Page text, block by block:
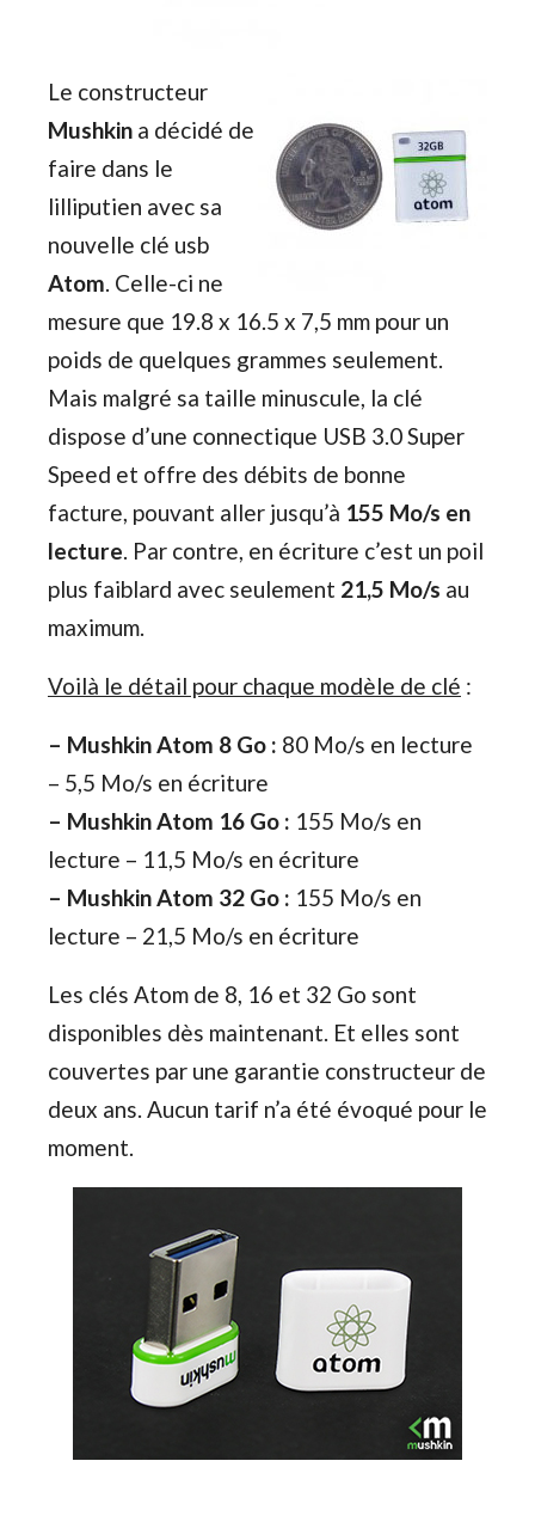
Le constructeur
Mushkin a décidé de
faire dans le
lilliputien avec sa
nouvelle clé usb
Atom. Celle-ci ne
mesure que 19.8 x 16.5 x 7,5 mm pour un
poids de quelques grammes seulement.
Mais malgré sa taille minuscule, la clé
dispose d’une connectique USB 3.0 Super
Speed et offre des débits de bonne
facture, pouvant aller jusqu’à 155 Mo/s en
lecture. Par contre, en écriture c’est un poil
plus faiblard avec seulement 21,5 Mo/s au
maximum.
Voilà le détail pour chaque modèle de clé :
– Mushkin Atom 8 Go : 80 Mo/s en lecture
– 5,5 Mo/s en écriture
– Mushkin Atom 16 Go : 155 Mo/s en
lecture – 11,5 Mo/s en écriture
– Mushkin Atom 32 Go : 155 Mo/s en
lecture – 21,5 Mo/s en écriture
Les clés Atom de 8, 16 et 32 Go sont
disponibles dès maintenant. Et elles sont
couvertes par une garantie constructeur de
deux ans. Aucun tarif n’a été évoqué pour le
moment.